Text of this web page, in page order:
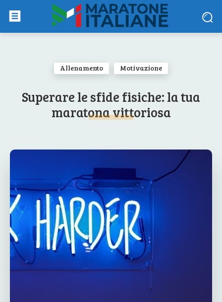
Allenamento Motivazione
Superare le sfide fisiche: la tua
maratona vittoriosa